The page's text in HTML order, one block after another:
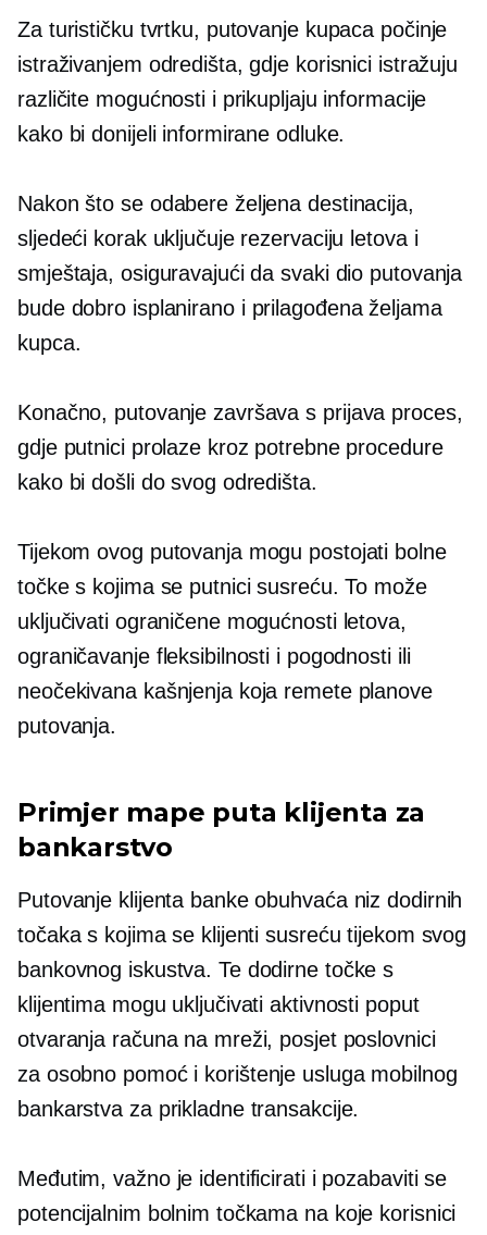
Za turističku tvrtku, putovanje kupaca počinje
istraživanjem odredišta, gdje korisnici istražuju
različite mogućnosti i prikupljaju informacije
kako bi donijeli informirane odluke.
Nakon što se odabere željena destinacija,
sljedeći korak uključuje rezervaciju letova i
smještaja, osiguravajući da svaki dio putovanja
bude dobro isplaniranoi prilagođena željama
kupca.
Konačno, putovanje završava s prijava proces,
gdje putnici prolaze kroz potrebne procedure
kako bi došli do svog odredišta.
Tijekom ovog putovanja mogu postojati bolne
točke s kojima se putnici susreću. To može
uključivati ​​ograničene mogućnosti letova,
ograničavanje fleksibilnosti i pogodnosti ili
neočekivana kašnjenja koja remete planove
putovanja.
Primjer mape puta klijenta za
bankarstvo
Putovanje klijenta banke obuhvaća niz dodirnih
točaka s kojima se klijenti susreću tijekom svog
bankovnog iskustva. Te dodirne točke s
klijentima mogu uključivati ​​aktivnosti poput
otvaranja računa na mreži, posjet poslovnici
za osobno pomoć i korištenje usluga mobilnog
bankarstva za prikladne transakcije.
Međutim, važno je identificirati i pozabaviti se
potencijalnim bolnim točkama na koje korisnici